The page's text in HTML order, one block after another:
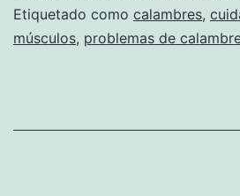
Etiquetado como calambres,
músculos, problemas de